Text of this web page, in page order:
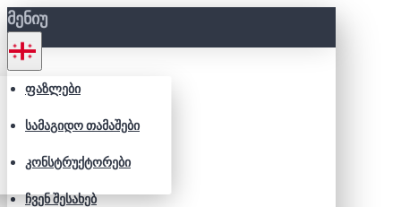
ᲛᲔᲜᲘᲣ
ᲤᲐᲖᲚᲔᲑᲘ
ᲡᲐᲛᲐᲒᲘᲓᲝ ᲗᲐᲛᲐᲨᲔᲑᲘ
ᲙᲝᲜᲡᲢᲠᲣᲥᲢᲝᲠᲔᲑᲘ
ᲩᲕᲔᲜ ᲨᲔᲡᲐᲮᲔᲑ